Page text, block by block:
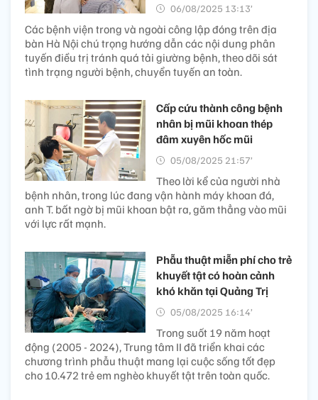
06/08/2025 13:13’
Các bệnh viện trong và ngoài công lập đóng trên địa
bàn Hà Nội chú trọng hướng dẫn các nội dung phân
tuyến điều trị tránh quá tải giường bệnh, theo dõi sát
tình trạng người bệnh, chuyển tuyến an toàn.
Cấp cứu thành công bệnh
nhân bị mũi khoan thép
đâm xuyên hốc mũi
05/08/2025 21:57’
Theo lời kể của người nhà
bệnh nhân, trong lúc đang vận hành máy khoan đá,
anh T. bất ngờ bị mũi khoan bật ra, găm thẳng vào mũi
với lực rất mạnh.
Phẫu thuật miễn phí cho trẻ
khuyết tật có hoàn cảnh
khó khăn tại Quảng Trị
05/08/2025 16:14’
Trong suốt 19 năm hoạt
động (2005 - 2024), Trung tâm II đã triển khai các
chương trình phẫu thuật mang lại cuộc sống tốt đẹp
cho 10.472 trẻ em nghèo khuyết tật trên toàn quốc.